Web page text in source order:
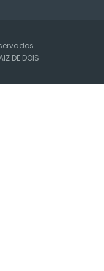
DE DOIS